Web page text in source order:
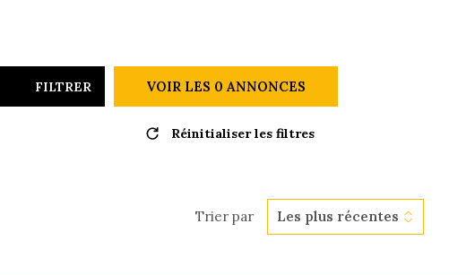
L'AGENCE
FILTRER VOIR LES 0 ANNONCES
Réinitialiser les filtres
Trier par Les plus récentes